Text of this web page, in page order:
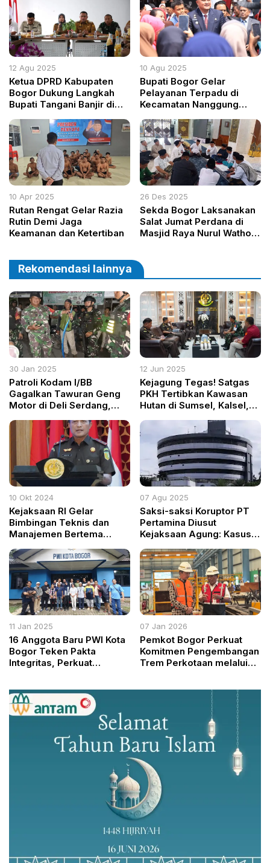
12 Agu 2025
Ketua DPRD Kabupaten
Bogor Dukung Langkah
Bupati Tangani Banjir di
10 Agu 2025
Bupati Bogor Gelar
Pelayanan Terpadu di
Kecamatan Nanggung
Sunat Massal, Nikah
Gratis, dan Bazar UMKM
Meriahkan Acara
10 Apr 2025
Rutan Rengat Gelar Razia
Rutin Demi Jaga
Keamanan dan Ketertiban
26 Des 2025
Sekda Bogor Laksanakan
Salat Jumat Perdana di
Masjid Raya Nurul Wathon,
Rekomendasi lainnya
30 Jan 2025
Patroli Kodam I/BB
Gagalkan Tawuran Geng
Motor di Deli Serdang,
12 Jun 2025
Kejagung Tegas! Satgas
PKH Tertibkan Kawasan
Hutan di Sumsel, Kalsel,
10 Okt 2024
Kejaksaan RI Gelar
Bimbingan Teknis dan
Manajemen Bertema
Strategi Komunikasi
Efektif
07 Agu 2025
Saksi-saksi Koruptor PT
Pertamina Diusut
Kejaksaan Agung: Kasus
Mentah dan Kilang
11 Jan 2025
16 Anggota Baru PWI Kota
Bogor Teken Pakta
Integritas, Perkuat
07 Jan 2026
Pemkot Bogor Perkuat
Komitmen Pengembangan
Trem Perkotaan melalui